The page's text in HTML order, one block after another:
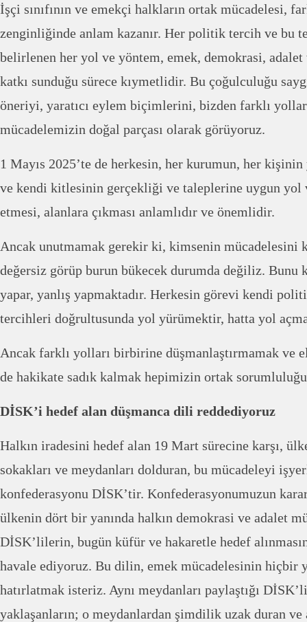
İşçi sınıfının ve emekçi halkların ortak mücadelesi,
zenginliğinde anlam kazanır. Her politik tercih ve bu
belirlenen her yol ve yöntem, emek, demokrasi, adalet
katkı sunduğu sürece kıymetlidir. Bu çoğulculuğu
öneriyi, yaratıcı eylem biçimlerini, bizden farklı
mücadelemizin doğal parçası olarak görüyoruz.
1 Mayıs 2025’te de herkesin, her kurumun, her
ve kendi kitlesinin gerçekliği ve taleplerine uygun yol
etmesi, alanlara çıkması anlamlıdır ve önemlidir.
Ancak unutmamak gerekir ki, kimsenin mücadelesini
değersiz görüp burun bükecek durumda değiliz. Bunu
yapar, yanlış yapmaktadır. Herkesin görevi kendi
tercihleri doğrultusunda yol yürümektir, hatta yol
Ancak farklı yolları birbirine düşmanlaştırmamak ve
de hakikate sadık kalmak hepimizin ortak
DİSK’i hedef alan düşmanca dili reddediyoruz
Halkın iradesini hedef alan 19 Mart sürecine karşı,
sokakları ve meydanları dolduran, bu mücadeleyi
konfederasyonu DİSK’tir. Konfederasyonumuzun
ülkenin dört bir yanında halkın demokrasi ve adalet
DİSK’lilerin, bugün küfür ve hakaretle hedef
havale ediyoruz. Bu dilin, emek mücadelesinin hiçbir
hatırlatmak isteriz. Aynı meydanları paylaştığı
yaklaşanların; o meydanlardan şimdilik uzak duran ve